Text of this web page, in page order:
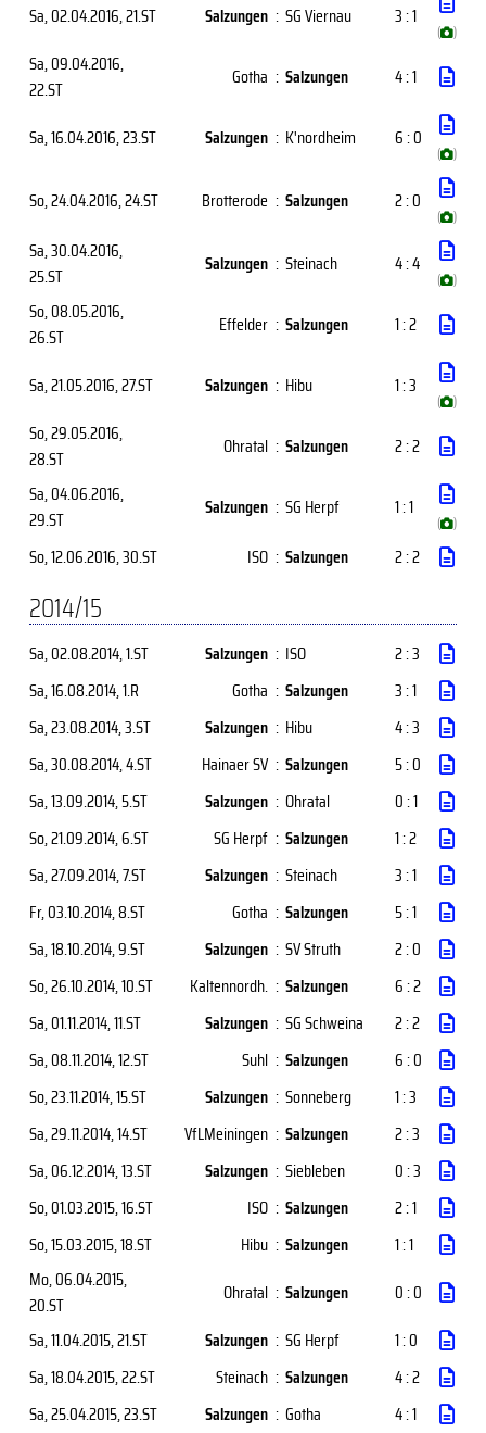
Sa, 02.04.2016, 21.ST Salzungen : SG Viernau 3 : 1
( )
Sa, 09.04.2016,
22.ST
Gotha : Salzungen 4 : 1
Sa, 16.04.2016, 23.ST Salzungen : K'nordheim 6 : 0
( )
So, 24.04.2016, 24.ST Brotterode : Salzungen 2 : 0
( )
Sa, 30.04.2016,
25.ST
Salzungen : Steinach 4 : 4
( )
So, 08.05.2016,
26.ST
Effelder : Salzungen 1 : 2
Sa, 21.05.2016, 27.ST Salzungen : Hibu 1 : 3
( )
So, 29.05.2016,
28.ST
Ohratal : Salzungen
2 : 2
Sa, 04.06.2016,
29.ST
Salzungen : SG Herpf 1 : 1
( )
So, 12.06.2016, 30.ST ISO : Salzungen 2 : 2
2014/15
Sa, 02.08.2014, 1.ST Salzungen : ISO
2 : 3
Sa, 16.08.2014, 1.R Gotha : Salzungen
3 : 1
Sa, 23.08.2014, 3.ST Salzungen : Hibu
4 : 3
Sa, 30.08.2014, 4.ST Hainaer SV : Salzungen
5 : 0
Sa, 13.09.2014, 5.ST Salzungen : Ohratal
0 : 1
So, 21.09.2014, 6.ST SG Herpf : Salzungen
1 : 2
Sa, 27.09.2014, 7.ST Salzungen : Steinach
3 : 1
Fr, 03.10.2014, 8.ST Gotha : Salzungen
5 : 1
Sa, 18.10.2014, 9.ST Salzungen : SV Struth
2 : 0
So, 26.10.2014, 10.ST Kaltennordh. : Salzungen
6 : 2
Sa, 01.11.2014, 11.ST Salzungen : SG Schweina
2 : 2
Sa, 08.11.2014, 12.ST Suhl : Salzungen
6 : 0
So, 23.11.2014, 15.ST Salzungen : Sonneberg
1 : 3
Sa, 29.11.2014, 14.ST VfLMeiningen : Salzungen
2 : 3
Sa, 06.12.2014, 13.ST Salzungen : Siebleben
0 : 3
So, 01.03.2015, 16.ST ISO : Salzungen
2 : 1
So, 15.03.2015, 18.ST Hibu : Salzungen
1 : 1
Mo, 06.04.2015,
20.ST
Ohratal : Salzungen
0 : 0
Sa, 11.04.2015, 21.ST Salzungen : SG Herpf
1 : 0
Sa, 18.04.2015, 22.ST Steinach : Salzungen
4 : 2
Sa, 25.04.2015, 23.ST Salzungen : Gotha 4 : 1